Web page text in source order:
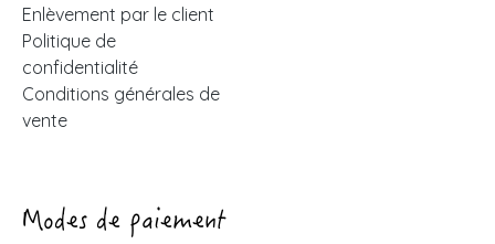
Enlèvement par le client
Politique de
confidentialité
Conditions générales de
vente
Modes de paiement